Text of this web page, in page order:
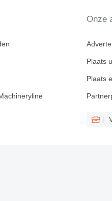
Onze
Plaats
Plaats